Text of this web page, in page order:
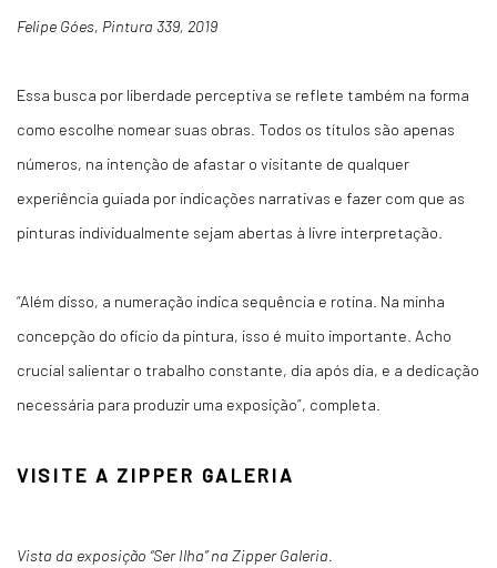
Felipe Góes, Pintura 339, 2019
Essa busca por liberdade perceptiva se reflete também na forma
como escolhe nomear suas obras. Todos os títulos são apenas
números, na intenção de afastar o visitante de qualquer
experiência guiada por indicações narrativas e fazer com que as
pinturas individualmente sejam abertas à livre interpretação.
“Além disso, a numeração indica sequência e rotina. Na minha
concepção do ofício da pintura, isso é muito importante. Acho
crucial salientar o trabalho constante, dia após dia, e a dedicação
necessária para produzir uma exposição”, completa.
VISITE A ZIPPER GALERIA
Vista da exposição “Ser Ilha” na Zipper Galeria.